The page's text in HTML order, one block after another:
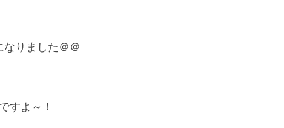
りました＠＠
すよ～！